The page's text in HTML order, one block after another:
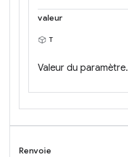
valeur
T
Valeur du paramètre.
Renvoie